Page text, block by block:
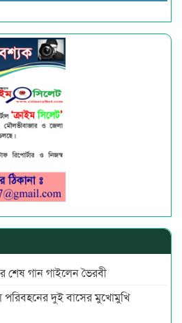
শেষ গান গাইলেন ভৈরবী
পরিবহনের দুই বাসের মুখোমুখি